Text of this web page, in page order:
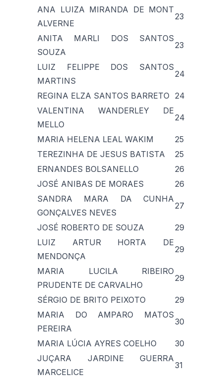
ANA LUIZA MIRANDA DE MONT
ALVERNE
23
ANITA MARLI DOS SANTOS
SOUZA
23
LUIZ FELIPPE DOS SANTOS
MARTINS
24
REGINA ELZA SANTOS BARRETO 24
VALENTINA WANDERLEY DE
MELLO
24
MARIA HELENA LEAL WAKIM
25
TEREZINHA DE JESUS BATISTA
25
ERNANDES BOLSANELLO
26
JOSÉ ANIBAS DE MORAES
26
SANDRA MARA DA CUNHA
GONÇALVES NEVES
27
JOSÉ ROBERTO DE SOUZA
29
LUIZ ARTUR HORTA DE
MENDONÇA
29
MARIA LUCILA RIBEIRO
PRUDENTE DE CARVALHO
29
SÉRGIO DE BRITO PEIXOTO
29
MARIA DO AMPARO MATOS
PEREIRA
30
MARIA LÚCIA AYRES COELHO
30
JUÇARA JARDINE GUERRA
MARCELICE
31